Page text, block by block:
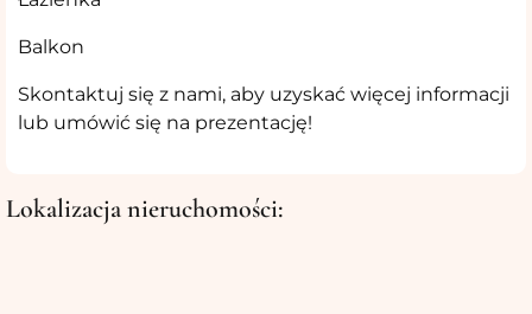
Balkon
Skontaktuj się z nami, aby uzyskać więcej informacji
lub umówić się na prezentację!
Lokalizacja nieruchomości: